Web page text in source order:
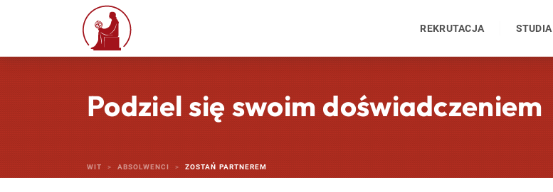
REKRUTACJA STUDIA
Podziel się swoim doświadczeniem
WIT ABSOLWENCI ZOSTAŃ PARTNEREM